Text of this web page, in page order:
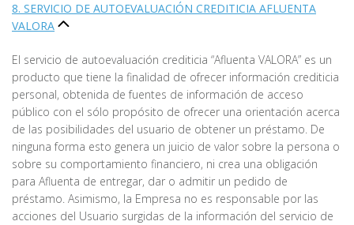
8. SERVICIO DE AUTOEVALUACIÓN CREDITICIA AFLUENTA
VALORA
El servicio de autoevaluación crediticia “Afluenta VALORA” es un
producto que tiene la finalidad de ofrecer información crediticia
personal, obtenida de fuentes de información de acceso
público con el sólo propósito de ofrecer una orientación acerca
de las posibilidades del usuario de obtener un préstamo. De
ninguna forma esto genera un juicio de valor sobre la persona o
sobre su comportamiento financiero, ni crea una obligación
para Afluenta de entregar, dar o admitir un pedido de
préstamo. Asimismo, la Empresa no es responsable por las
acciones del Usuario surgidas de la información del servicio de